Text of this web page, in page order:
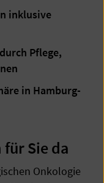
inklusive
Pflege,
in Hamburg-
für Sie da
Onkologie